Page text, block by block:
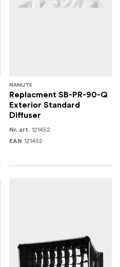
NANLITE
Replacment SB-PR-90-Q
Exterior Standard
Diffuser
Nr. art. 121452
EAN 121452